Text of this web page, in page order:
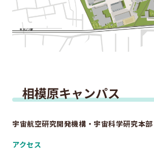
相模原キャンパス
宇宙航空研究開発機構・宇宙科学研究本部
アクセス